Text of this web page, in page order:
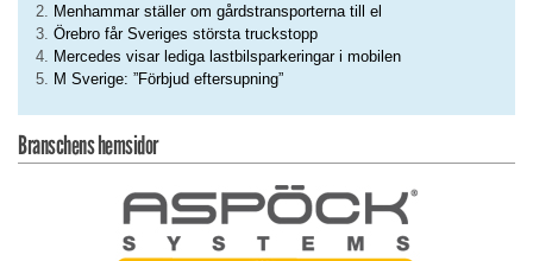
Menhammar ställer om gårdstransporterna till el
Örebro får Sveriges största truckstopp
Mercedes visar lediga lastbilsparkeringar i mobilen
M Sverige: ”Förbjud eftersupning”
Branschens hemsidor